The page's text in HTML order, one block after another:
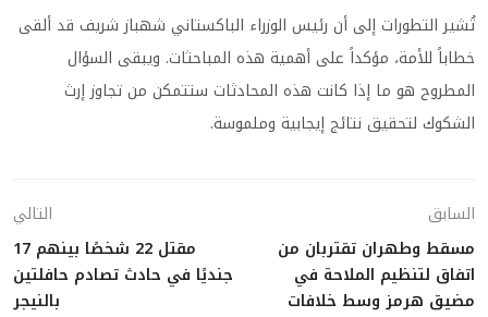
تُشير التطورات إلى أن رئيس الوزراء الباكستاني شهباز شريف قد ألقى
خطاباً للأمة، مؤكداً على أهمية هذه المباحثات. ويبقى السؤال
المطروح هو ما إذا كانت هذه المحادثات ستتمكن من تجاوز إرث
الشكوك لتحقيق نتائج إيجابية وملموسة.
السابق
مسقط وطهران تقتربان من
اتفاق لتنظيم الملاحة في
مضيق هرمز وسط خلافات
التالي
مقتل 22 شخصًا بينهم 17
جنديًا في حادث تصادم حافلتين
بالنيجر